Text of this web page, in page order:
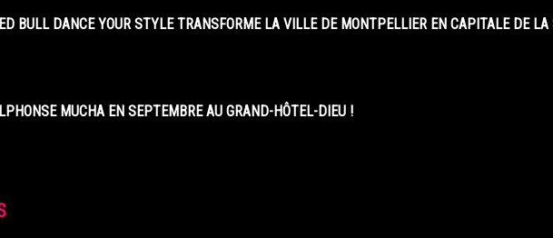
BULL DANCE YOUR STYLE TRANSFORME LA VILLE DE MONTPELLIER EN CAPITALE DE
MUCHA EN SEPTEMBRE AU GRAND-HÔTEL-DIEU !